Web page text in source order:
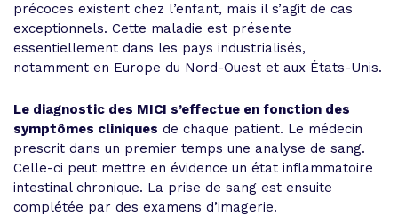
précoces existent chez l’enfant, mais il s’agit de cas
exceptionnels. Cette maladie est présente
essentiellement dans les pays industrialisés,
notamment en Europe du Nord-Ouest et aux États-Unis.
Le diagnostic des MICI s’effectue en fonction des
symptômes cliniques de chaque patient. Le médecin
prescrit dans un premier temps une analyse de sang.
Celle-ci peut mettre en évidence un état inflammatoire
intestinal chronique. La prise de sang est ensuite
complétée par des examens d’imagerie.